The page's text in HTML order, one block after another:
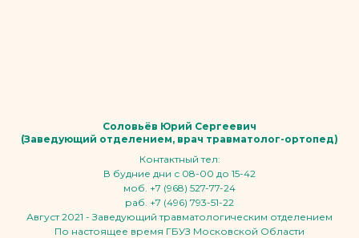
Соловьёв Юрий Сергеевич
(Заведующий отделением, врач травматолог-ортопед)
Контактный тел:
В будние дни с 08-00 до 15-42
моб. +7 (968) 527-77-24
раб. +7 (496) 793-51-22
Август 2021 - Заведующий травматологическим отделением
По настоящее время ГБУЗ Московской Области